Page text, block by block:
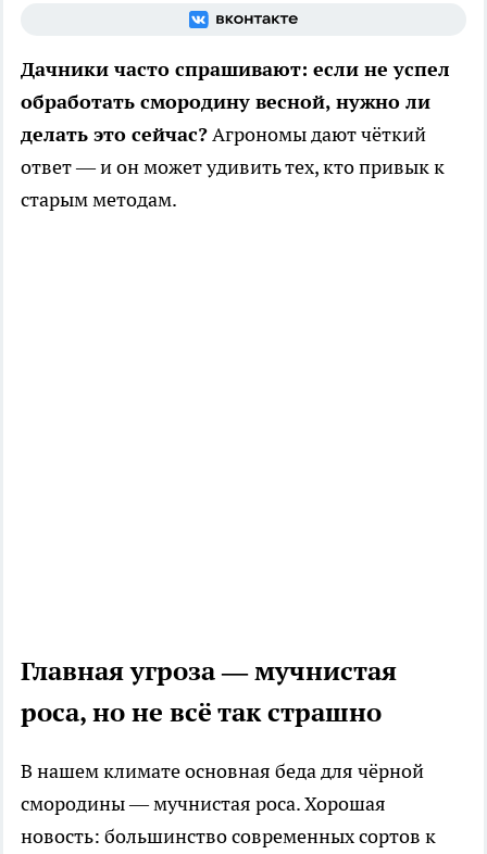
Дачники часто спрашивают: если не успел
обработать смородину весной, нужно ли
делать это сейчас?Агрономы дают чёткий
ответ — и он может удивить тех, кто привык к
старым методам.
Главная угроза — мучнистая
роса, но не всё так страшно
В нашем климате основная беда для чёрной
смородины — мучнистая роса. Хорошая
новость: большинство современных сортов к